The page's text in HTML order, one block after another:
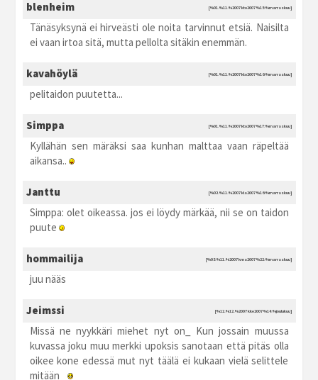
blenheim [%01.%11.%2007 kto2007 %15:%marraskuu]
Tänäsyksynä ei hirveästi ole noita tarvinnut etsiä. Naisilta
ei vaan irtoa sitä, mutta pellolta sitäkin enemmän.
kavahöylä [%01.%11.%2007 kto2007 %16:%marraskuu]
pelitaidon puutetta...
Simppa [%01.%11.%2007 kto2007 %17:%marraskuu]
Kyllähän sen märäksi saa kunhan malttaa vaan räpeltää
aikansa..
Janttu [%03.%11.%2007 kla2007 %16:%marraskuu]
Simppa: olet oikeassa. jos ei löydy märkää, nii se on taidon
puute
hommailija [%05.%11.%2007 kma2007 %22:%marraskuu]
juu nääs
Jeimssi [%12.%12.%2007 kke2007 %14:%joulukuu]
Missä ne nyykkäri miehet nyt on_ Kun jossain muussa
kuvassa joku muu merkki upoksis sanotaan että pitäs olla
oikee kone edessä mut nyt täälä ei kukaan vielä selittele
mitään_